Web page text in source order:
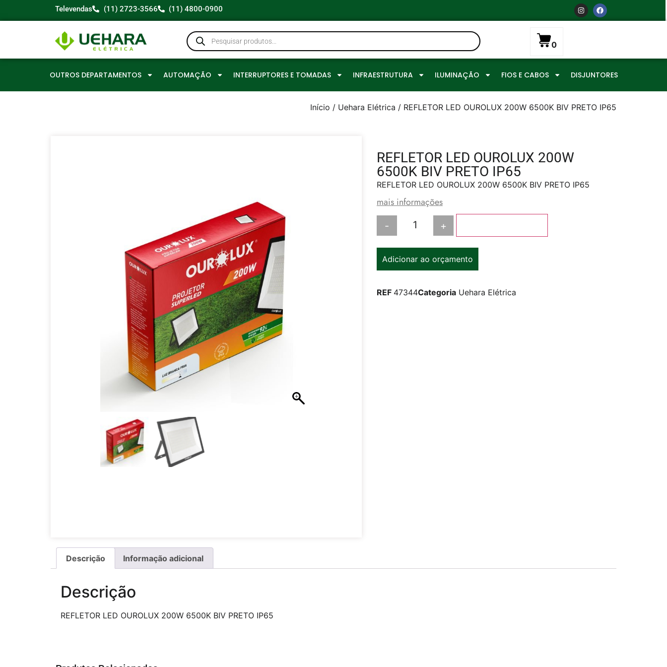
Televendas (11) 2723-3566 (11) 4800-0900
0
OUTROS DEPARTAMENTOS AUTOMAÇÃO INTERRUPTORES E TOMADAS INFRAESTRUTURA ILUMINAÇÃO FIOS E CABOS DISJUNTORES
Início / Uehara Elétrica / REFLETOR LED OUROLUX 200W 6500K BIV PRETO IP65
REFLETOR LED OUROLUX 200W
6500K BIV PRETO IP65
REFLETOR LED OUROLUX 200W 6500K BIV PRETO IP65
mais informações
- +
Adicionar ao orçamento
REF 47344Categoria Uehara Elétrica
Descrição Informação adicional
Descrição
REFLETOR LED OUROLUX 200W 6500K BIV PRETO IP65